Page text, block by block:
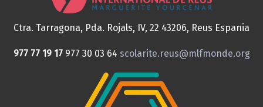
Ctra. Tarragona, Pda. Rojals, IV, 22 43206, Reus Espania
977 77 19 17 977 30 03 64 scolarite.reus@mlfmonde.org